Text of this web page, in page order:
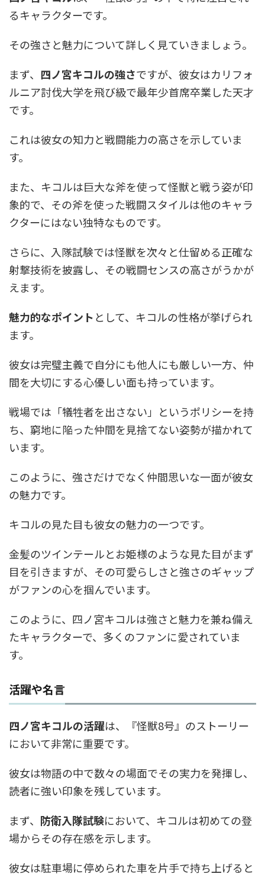
るキャラクターです。
その強さと魅力について詳しく見ていきましょう。
まず、 四ノ宮キコルの強さですが、彼女はカリフォ
ルニア討伐大学を飛び級で最年少首席卒業した天才
です。
これは彼女の知力と戦闘能力の高さを示していま
す。
また、キコルは巨大な斧を使って怪獣と戦う姿が印
象的で、その斧を使った戦闘スタイルは他のキャラ
クターにはない独特なものです。
さらに、入隊試験では怪獣を次々と仕留める正確な
射撃技術を披露し、その戦闘センスの高さがうかが
えます。
魅力的なポイントとして、キコルの性格が挙げられ
ます。
彼女は完璧主義で自分にも他人にも厳しい一方、仲
間を大切にする心優しい面も持っています。
戦場では「犠牲者を出さない」というポリシーを持
ち、窮地に陥った仲間を見捨てない姿勢が描かれて
います。
このように、強さだけでなく仲間思いな一面が彼女
の魅力です。
キコルの見た目も彼女の魅力の一つです。
金髪のツインテールとお姫様のような見た目がまず
目を引きますが、その可愛らしさと強さのギャップ
がファンの心を掴んでいます。
このように、四ノ宮キコルは強さと魅力を兼ね備え
たキャラクターで、多くのファンに愛されていま
す。
活躍や名言
四ノ宮キコルの活躍は、『怪獣8号』のストーリー
において非常に重要です。
彼女は物語の中で数々の場面でその実力を発揮し、
読者に強い印象を残しています。
まず、 防衛入隊試験において、キコルは初めての登
場からその存在感を示します。
彼女は駐車場に停められた車を片手で持ち上げると